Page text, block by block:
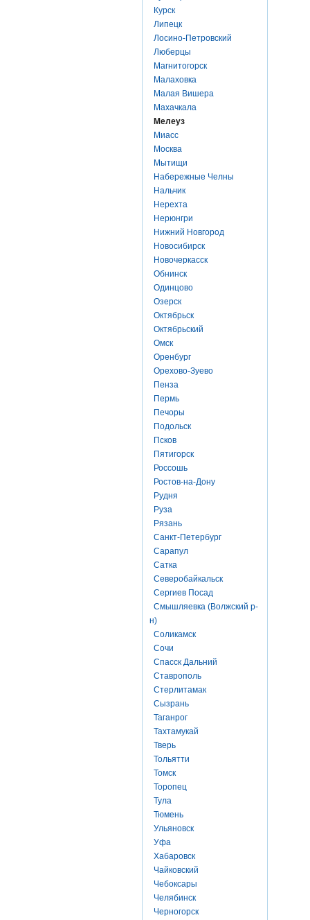
Курск
Липецк
Лосино-Петровский
Люберцы
Магнитогорск
Малаховка
Малая Вишера
Махачкала
Мелеуз
Миасс
Москва
Мытищи
Набережные Челны
Нальчик
Нерехта
Нерюнгри
Нижний Новгород
Новосибирск
Новочеркасск
Обнинск
Одинцово
Озерск
Октябрьск
Октябрьский
Омск
Оренбург
Орехово-Зуево
Пенза
Пермь
Печоры
Подольск
Псков
Пятигорск
Россошь
Ростов-на-Дону
Рудня
Руза
Рязань
Санкт-Петербург
Сарапул
Сатка
Северобайкальск
Сергиев Посад
Смышляевка (Волжский р-
н)
Соликамск
Сочи
Спасск Дальний
Ставрополь
Стерлитамак
Сызрань
Таганрог
Тахтамукай
Тверь
Тольятти
Томск
Торопец
Тула
Тюмень
Ульяновск
Уфа
Хабаровск
Чайковский
Чебоксары
Челябинск
Черногорск